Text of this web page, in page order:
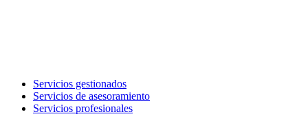
Servicios gestionados
Servicios de asesoramiento
Servicios profesionales